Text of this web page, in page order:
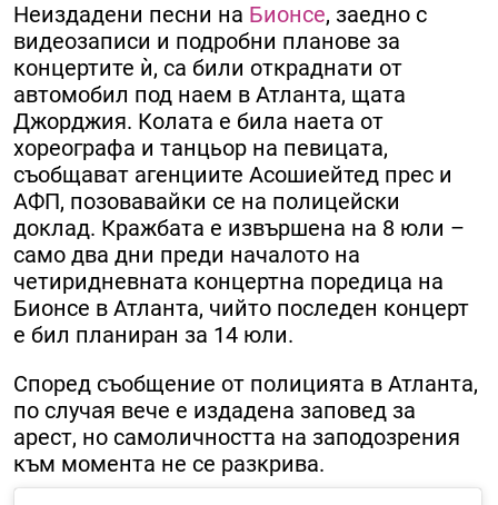
Неиздадени песни на Бионсе, заедно с
видеозаписи и подробни планове за
концертите ѝ, са били откраднати от
автомобил под наем в Атланта, щата
Джорджия. Колата е била наета от
хореографа и танцьор на певицата,
съобщават агенциите Асошиейтед прес и
АФП, позовавайки се на полицейски
доклад. Кражбата е извършена на 8 юли –
само два дни преди началото на
четиридневната концертна поредица на
Бионсе в Атланта, чийто последен концерт
е бил планиран за 14 юли.
Според съобщение от полицията в Атланта,
по случая вече е издадена заповед за
арест, но самоличността на заподозрения
към момента не се разкрива.